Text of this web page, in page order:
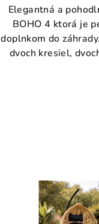
Elegantná a
BOHO 4 ktorá je
doplnkom do
dvoch kresiel,